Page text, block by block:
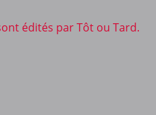
édités par Tôt ou Tard.